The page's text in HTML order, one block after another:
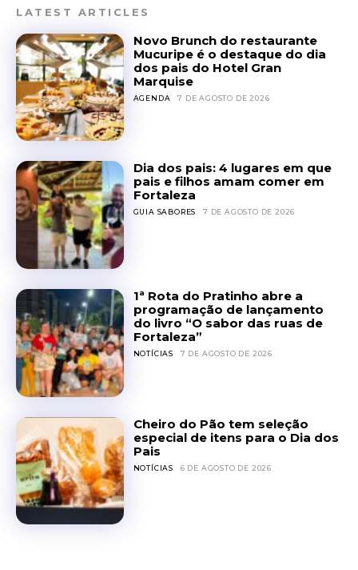
LATEST ARTICLES
Novo Brunch do restaurante
Mucuripe é o destaque do dia
dos pais do Hotel Gran
Marquise
AGENDA 7 DE AGOSTO DE 2026
Dia dos pais: 4 lugares em que
pais e filhos amam comer em
Fortaleza
GUIA SABORES 7 DE AGOSTO DE 2026
1ª Rota do Pratinho abre a
programação de lançamento
do livro “O sabor das ruas de
Fortaleza”
NOTÍCIAS 7 DE AGOSTO DE 2026
Cheiro do Pão tem seleção
especial de itens para o Dia dos
Pais
NOTÍCIAS 6 DE AGOSTO DE 2026